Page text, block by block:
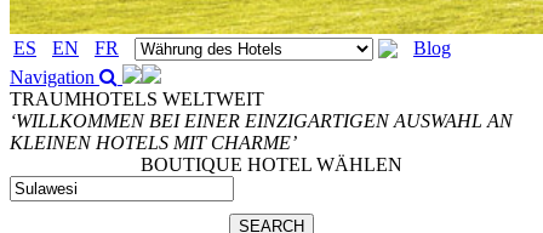
ES EN FR
Blog
Navigation
TRAUMHOTELS WELTWEIT
‘WILLKOMMEN BEI EINER EINZIGARTIGEN AUSWAHL AN
KLEINEN HOTELS MIT CHARME’
BOUTIQUE HOTEL WÄHLEN